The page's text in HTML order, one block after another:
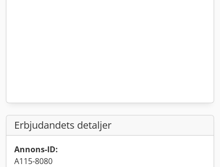
Erbjudandets detaljer
Annons-ID:
A115-8080